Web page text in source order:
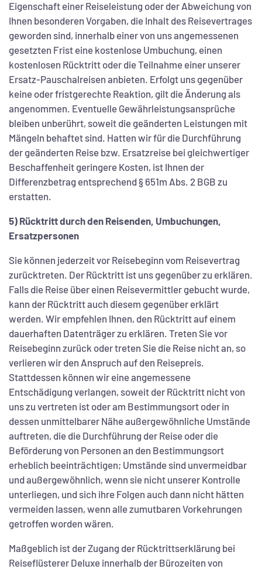
Eigenschaft einer Reiseleistung oder der Abweichung von
Ihnen besonderen Vorgaben, die Inhalt des Reisevertrages
geworden sind, innerhalb einer von uns angemessenen
gesetzten Frist eine kostenlose Umbuchung, einen
kostenlosen Rücktritt oder die Teilnahme einer unserer
Ersatz-Pauschalreisen anbieten. Erfolgt uns gegenüber
keine oder fristgerechte Reaktion, gilt die Änderung als
angenommen. Eventuelle Gewährleistungsansprüche
bleiben unberührt, soweit die geänderten Leistungen mit
Mängeln behaftet sind. Hatten wir für die Durchführung
der geänderten Reise bzw. Ersatzreise bei gleichwertiger
Beschaffenheit geringere Kosten, ist Ihnen der
Differenzbetrag entsprechend § 651m Abs. 2 BGB zu
erstatten.
5) Rücktritt durch den Reisenden, Umbuchungen,
Ersatzpersonen
Sie können jederzeit vor Reisebeginn vom Reisevertrag
zurücktreten. Der Rücktritt ist uns gegenüber zu erklären.
Falls die Reise über einen Reisevermittler gebucht wurde,
kann der Rücktritt auch diesem gegenüber erklärt
werden. Wir empfehlen Ihnen, den Rücktritt auf einem
dauerhaften Datenträger zu erklären. Treten Sie vor
Reisebeginn zurück oder treten Sie die Reise nicht an, so
verlieren wir den Anspruch auf den Reisepreis.
Stattdessen können wir eine angemessene
Entschädigung verlangen, soweit der Rücktritt nicht von
uns zu vertreten ist oder am Bestimmungsort oder in
dessen unmittelbarer Nähe außergewöhnliche Umstände
auftreten, die die Durchführung der Reise oder die
Beförderung von Personen an den Bestimmungsort
erheblich beeinträchtigen; Umstände sind unvermeidbar
und außergewöhnlich, wenn sie nicht unserer Kontrolle
unterliegen, und sich ihre Folgen auch dann nicht hätten
vermeiden lassen, wenn alle zumutbaren Vorkehrungen
getroffen worden wären.
Maßgeblich ist der Zugang der Rücktrittserklärung bei
Reiseflüsterer Deluxe innerhalb der Bürozeiten von